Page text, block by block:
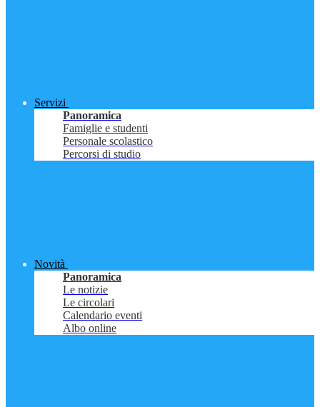
Servizi
Panoramica
Famiglie e studenti
Personale scolastico
Percorsi di studio
Novità
Panoramica
Le notizie
Le circolari
Calendario eventi
Albo online